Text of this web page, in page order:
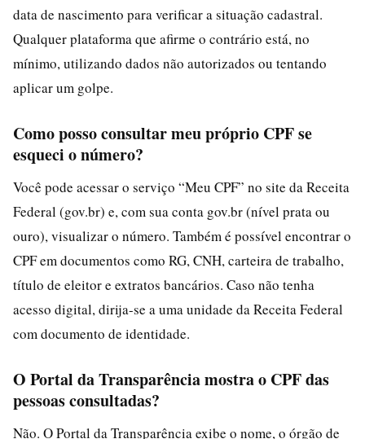
data de nascimento para verificar a situação cadastral.
Qualquer plataforma que afirme o contrário está, no
mínimo, utilizando dados não autorizados ou tentando
aplicar um golpe.
Como posso consultar meu próprio CPF se
esqueci o número?
Você pode acessar o serviço “Meu CPF” no site da Receita
Federal (gov.br) e, com sua conta gov.br (nível prata ou
ouro), visualizar o número. Também é possível encontrar o
CPF em documentos como RG, CNH, carteira de trabalho,
título de eleitor e extratos bancários. Caso não tenha
acesso digital, dirija-se a uma unidade da Receita Federal
com documento de identidade.
O Portal da Transparência mostra o CPF das
pessoas consultadas?
Não. O Portal da Transparência exibe o nome, o órgão de